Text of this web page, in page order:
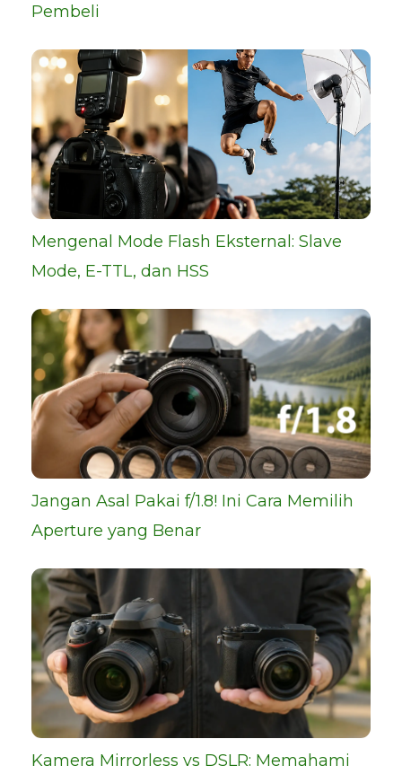
Pembeli
Mengenal Mode Flash Eksternal: Slave
Mode, E-TTL, dan HSS
Jangan Asal Pakai f/1.8! Ini Cara Memilih
Aperture yang Benar
Kamera Mirrorless vs DSLR: Memahami